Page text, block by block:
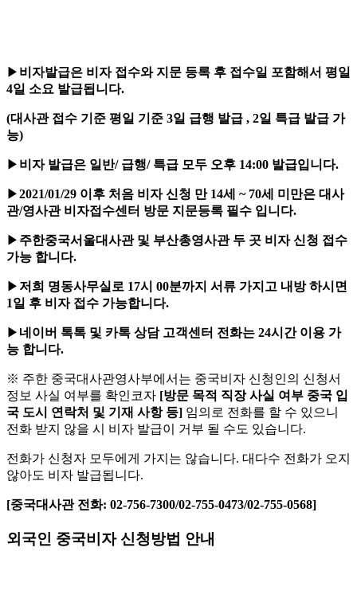
▶ 비자발급은 비자 접수와 지문 등록 후 접수일 포함해서 평일
4일 소요 발급됩니다.
(대사관 접수 기준 평일 기준 3일 급행 발급 , 2일 특급 발급 가
능)
▶ 비자 발급은 일반/ 급행/ 특급 모두 오후 14:00 발급입니다.
▶2021/01/29 이후 처음 비자 신청 만 14세 ~ 70세 미만은 대사
관/영사관 비자접수센터 방문 지문등록 필수 입니다.
▶ 주한중국서울대사관 및 부산총영사관 두 곳 비자 신청 접수
가능 합니다.
▶ 저희 명동사무실로 17시 00분까지 서류 가지고 내방 하시면
1일 후 비자 접수 가능합니다.
▶ 네이버 톡톡 및 카톡 상담 고객센터 전화는 24시간 이용 가
능 합니다.
※ 주한 중국대사관영사부에서는 중국비자 신청인의 신청서
정보 사실 여부를 확인코자 [방문 목적 직장 사실 여부 중국 입
국 도시 연락처 및 기재 사항 등] 임의로 전화를 할 수 있으니
전화 받지 않을 시 비자 발급이 거부 될 수도 있습니다.
전화가 신청자 모두에게 가지는 않습니다. 대다수 전화가 오지
않아도 비자 발급됩니다.
[중국대사관 전화: 02-756-7300/02-755-0473/02-755-0568]
외국인 중국비자 신청방법 안내